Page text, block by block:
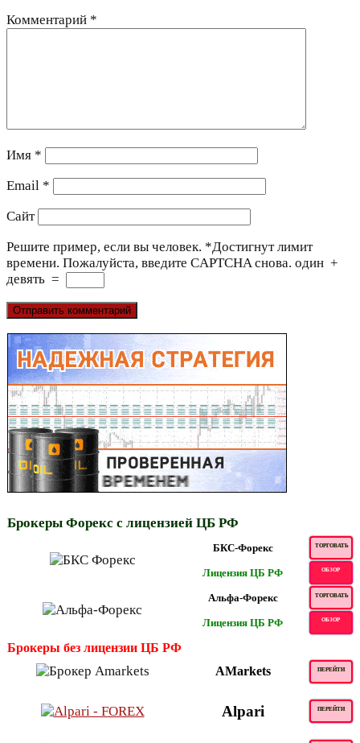
Комментарий *
Имя *
Email *
Сайт
Решите пример, если вы человек. *Достигнут лимит
времени. Пожалуйста, введите CAPTCHA снова. один +
девять =
Брокеры Форекс с лицензией ЦБ РФ
БКС-Форекс ТОРГОВАТЬ
Лицензия ЦБ РФ ОБЗОР
Альфа-Форекс ТОРГОВАТЬ
Лицензия ЦБ РФ ОБЗОР
Брокеры без лицензии ЦБ РФ
AMarkets
ПЕРЕЙТИ
Alpari ПЕРЕЙТИ